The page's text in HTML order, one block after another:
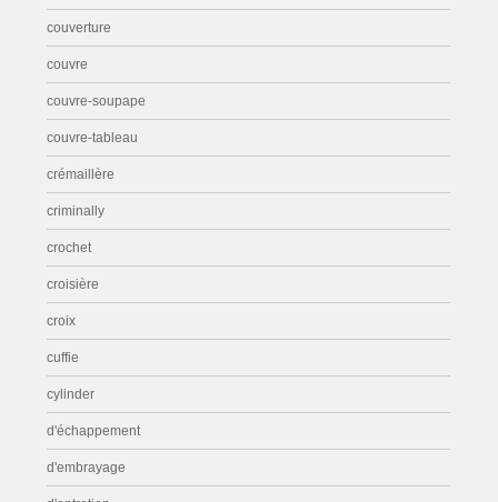
couverture
couvre
couvre-soupape
couvre-tableau
crémaillère
criminally
crochet
croisière
croix
cuffie
cylinder
d'échappement
d'embrayage